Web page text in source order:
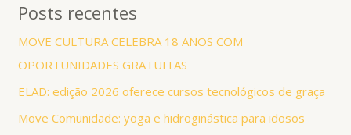
Posts recentes
MOVE CULTURA CELEBRA 18 ANOS COM
OPORTUNIDADES GRATUITAS
ELAD: edição 2026 oferece cursos tecnológicos de graça
Move Comunidade: yoga e hidroginástica para idosos